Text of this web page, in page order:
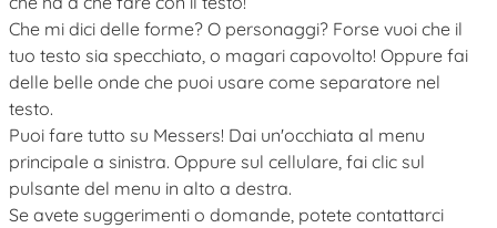
Che mi dici delle forme? O personaggi? Forse vuoi che il
tuo testo sia specchiato, o magari capovolto! Oppure fai
delle belle onde che puoi usare come separatore nel
testo.
Puoi fare tutto su Messers! Dai un'occhiata al menu
principale a sinistra. Oppure sul cellulare, fai clic sul
pulsante del menu in alto a destra.
Se avete suggerimenti o domande, potete contattarci